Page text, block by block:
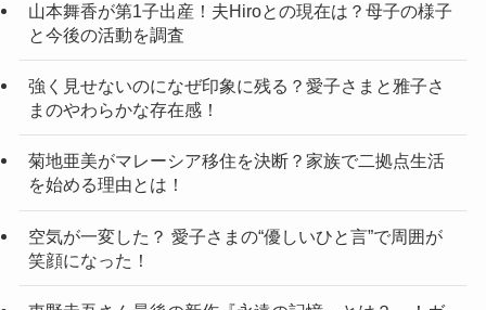
山本舞香が第1子出産！夫Hiroとの現在は？母子の様子
と今後の活動を調査
強く見せないのになぜ印象に残る？愛子さまと雅子さ
まのやわらかな存在感！
菊地亜美がマレーシア移住を決断？家族で二拠点生活
を始める理由とは！
空気が一変した？ 愛子さまの“優しいひと言”で周囲が
笑顔になった！